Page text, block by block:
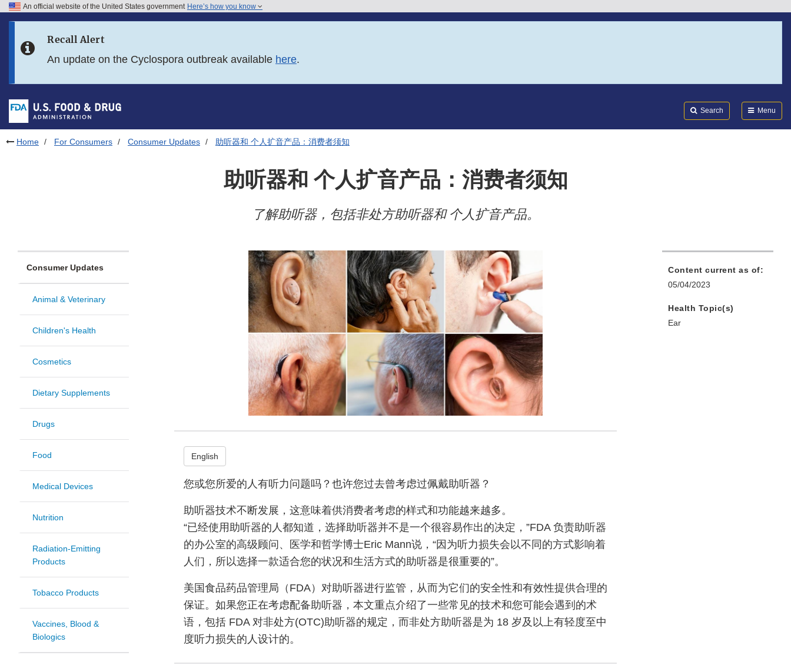
Skip to FDA Search
Skip to footer links
An official website of the United States government Here’s how you know
Recall Alert
An update on the Cyclospora outbreak available here.
Search Menu
Home For Consumers Consumer Updates 助听器和 个人扩音产品：消费者须知
助听器和 个人扩音产品：消费者须知
了解助听器，包括非处方助听器和 个人扩音产品。
Consumer Updates
Animal & Veterinary
Children's Health
Cosmetics
Dietary Supplements
Drugs
Food
Medical Devices
Nutrition
Radiation-Emitting
Products
Tobacco Products
Vaccines, Blood &
Biologics
English
您或您所爱的人有听力问题吗？也许您过去曾考虑过佩戴助听器？
助听器技术不断发展，这意味着供消费者考虑的样式和功能越来越多。
“已经使用助听器的人都知道，选择助听器并不是一个很容易作出的决定，”FDA 负责助听器
的办公室的高级顾问、医学和哲学博士Eric Mann说，“因为听力损失会以不同的方式影响着
人们，所以选择一款适合您的状况和生活方式的助听器是很重要的”。
美国食品药品管理局（FDA）对助听器进行监管，从而为它们的安全性和有效性提供合理的
保证。如果您正在考虑配备助听器，本文重点介绍了一些常见的技术和您可能会遇到的术
语，包括 FDA 对非处方(OTC)助听器的规定，而非处方助听器是为 18 岁及以上有轻度至中
度听力损失的人设计的。
Content current as of:
05/04/2023
Health Topic(s)
Ear